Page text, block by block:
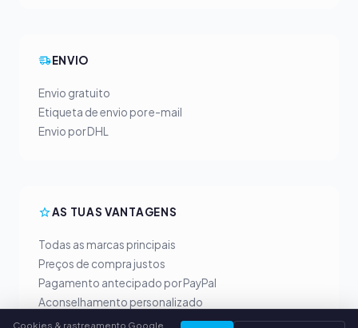
ENVIO
Envio gratuito
Etiqueta de envio por e-mail
Envio por DHL
AS TUAS VANTAGENS
Todas as marcas principais
Preços de compra justos
Pagamento antecipado por PayPal
Aconselhamento personalizado
Cookies & rastreamento Google